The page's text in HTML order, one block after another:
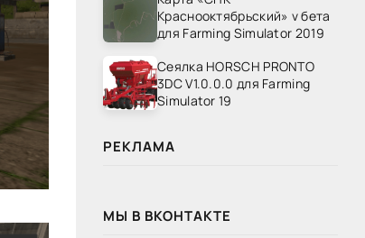
Краснооктябрьский» v бета
для Farming Simulator 2019
Сеялка HORSCH PRONTO
3DC V1.0.0.0 для Farming
Simulator 19
РЕКЛАМА
МЫ В ВКОНТАКТЕ